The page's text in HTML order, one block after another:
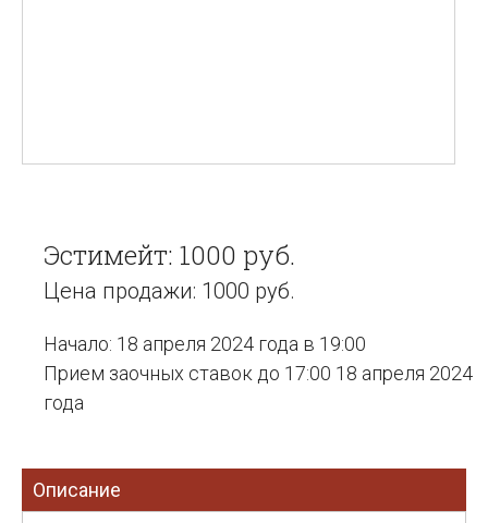
Эстимейт: 1000 руб.
Цена продажи: 1000 руб.
Начало: 18 апреля 2024 года в 19:00
Прием заочных ставок до 17:00 18 апреля 2024
года
Описание